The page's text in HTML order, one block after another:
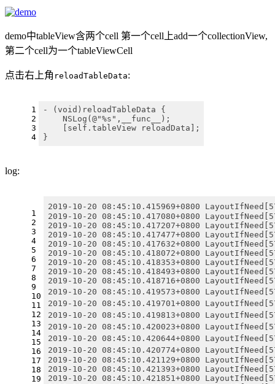
demo中tableView含两个cell 第一个cell上add一个collectionView,
第二个cell为一个tableViewCell
点击右上角 reloadTableData:
1
2
3
4
- (void)reloadTableData {
    NSLog(@"%s",__func__);
    [self.tableView reloadData];
}
log:
1
2
3
4
5
6
7
8
9
10
11
12
13
14
15
16
17
18
19
2019-10-20 08:45:10.415969+0800
2019-10-20 08:45:10.417080+0800
2019-10-20 08:45:10.417207+0800
2019-10-20 08:45:10.417477+0800
2019-10-20 08:45:10.417632+0800
2019-10-20 08:45:10.418072+0800
2019-10-20 08:45:10.418353+0800
2019-10-20 08:45:10.418493+0800
2019-10-20 08:45:10.418716+0800
2019-10-20 08:45:10.419573+0800
2019-10-20 08:45:10.419701+0800
2019-10-20 08:45:10.419813+0800
2019-10-20 08:45:10.420023+0800
2019-10-20 08:45:10.420644+0800
2019-10-20 08:45:10.420774+0800
2019-10-20 08:45:10.421129+0800
2019-10-20 08:45:10.421393+0800
2019-10-20 08:45:10.421851+0800